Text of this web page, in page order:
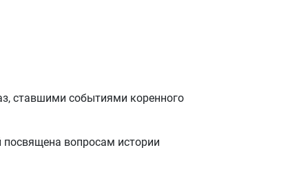
ставшими событиями коренного
вопросам истории